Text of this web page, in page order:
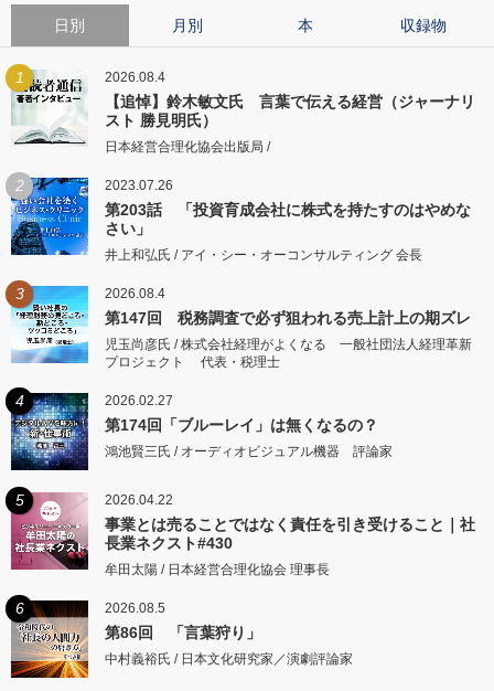
日別 月別 本 収録物
1 2026.08.4
【追悼】鈴木敏文氏 言葉で伝える経営（ジャーナリ
スト 勝見明氏）
日本経営合理化協会出版局 /
2 2023.07.26
第203話 「投資育成会社に株式を持たすのはやめな
さい」
井上和弘氏 / アイ・シー・オーコンサルティング 会長
3 2026.08.4
第147回 税務調査で必ず狙われる売上計上の期ズレ
児玉尚彦氏 / 株式会社経理がよくなる 一般社団法人経理革新
プロジェクト 代表・税理士
4 2026.02.27
第174回「ブルーレイ」は無くなるの？
鴻池賢三氏 / オーディオビジュアル機器 評論家
5 2026.04.22
事業とは売ることではなく責任を引き受けること｜社
長業ネクスト#430
牟田太陽 / 日本経営合理化協会 理事長
6 2026.08.5
第86回 「言葉狩り」
中村義裕氏 / 日本文化研究家／演劇評論家